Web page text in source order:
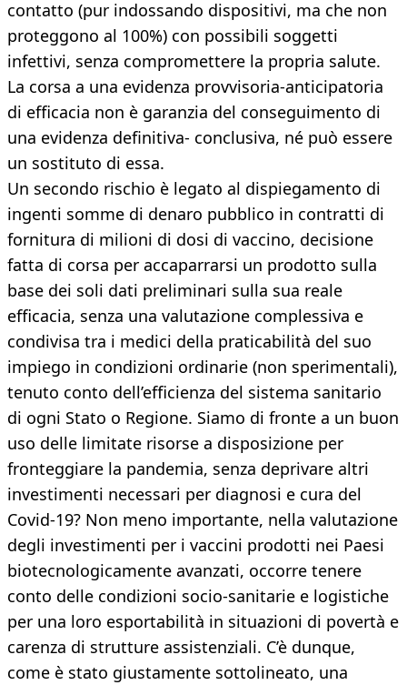
contatto (pur indossando dispositivi, ma che non
proteggono al 100%) con possibili soggetti
infettivi, senza compromettere la propria salute.
La corsa a una evidenza provvisoria-anticipatoria
di efficacia non è garanzia del conseguimento di
una evidenza definitiva- conclusiva, né può essere
un sostituto di essa.
Un secondo rischio è legato al dispiegamento di
ingenti somme di denaro pubblico in contratti di
fornitura di milioni di dosi di vaccino, decisione
fatta di corsa per accaparrarsi un prodotto sulla
base dei soli dati preliminari sulla sua reale
efficacia, senza una valutazione complessiva e
condivisa tra i medici della praticabilità del suo
impiego in condizioni ordinarie (non sperimentali),
tenuto conto dell’efficienza del sistema sanitario
di ogni Stato o Regione. Siamo di fronte a un buon
uso delle limitate risorse a disposizione per
fronteggiare la pandemia, senza deprivare altri
investimenti necessari per diagnosi e cura del
Covid-19? Non meno importante, nella valutazione
degli investimenti per i vaccini prodotti nei Paesi
biotecnologicamente avanzati, occorre tenere
conto delle condizioni socio-sanitarie e logistiche
per una loro esportabilità in situazioni di povertà e
carenza di strutture assistenziali. C’è dunque,
come è stato giustamente sottolineato, una